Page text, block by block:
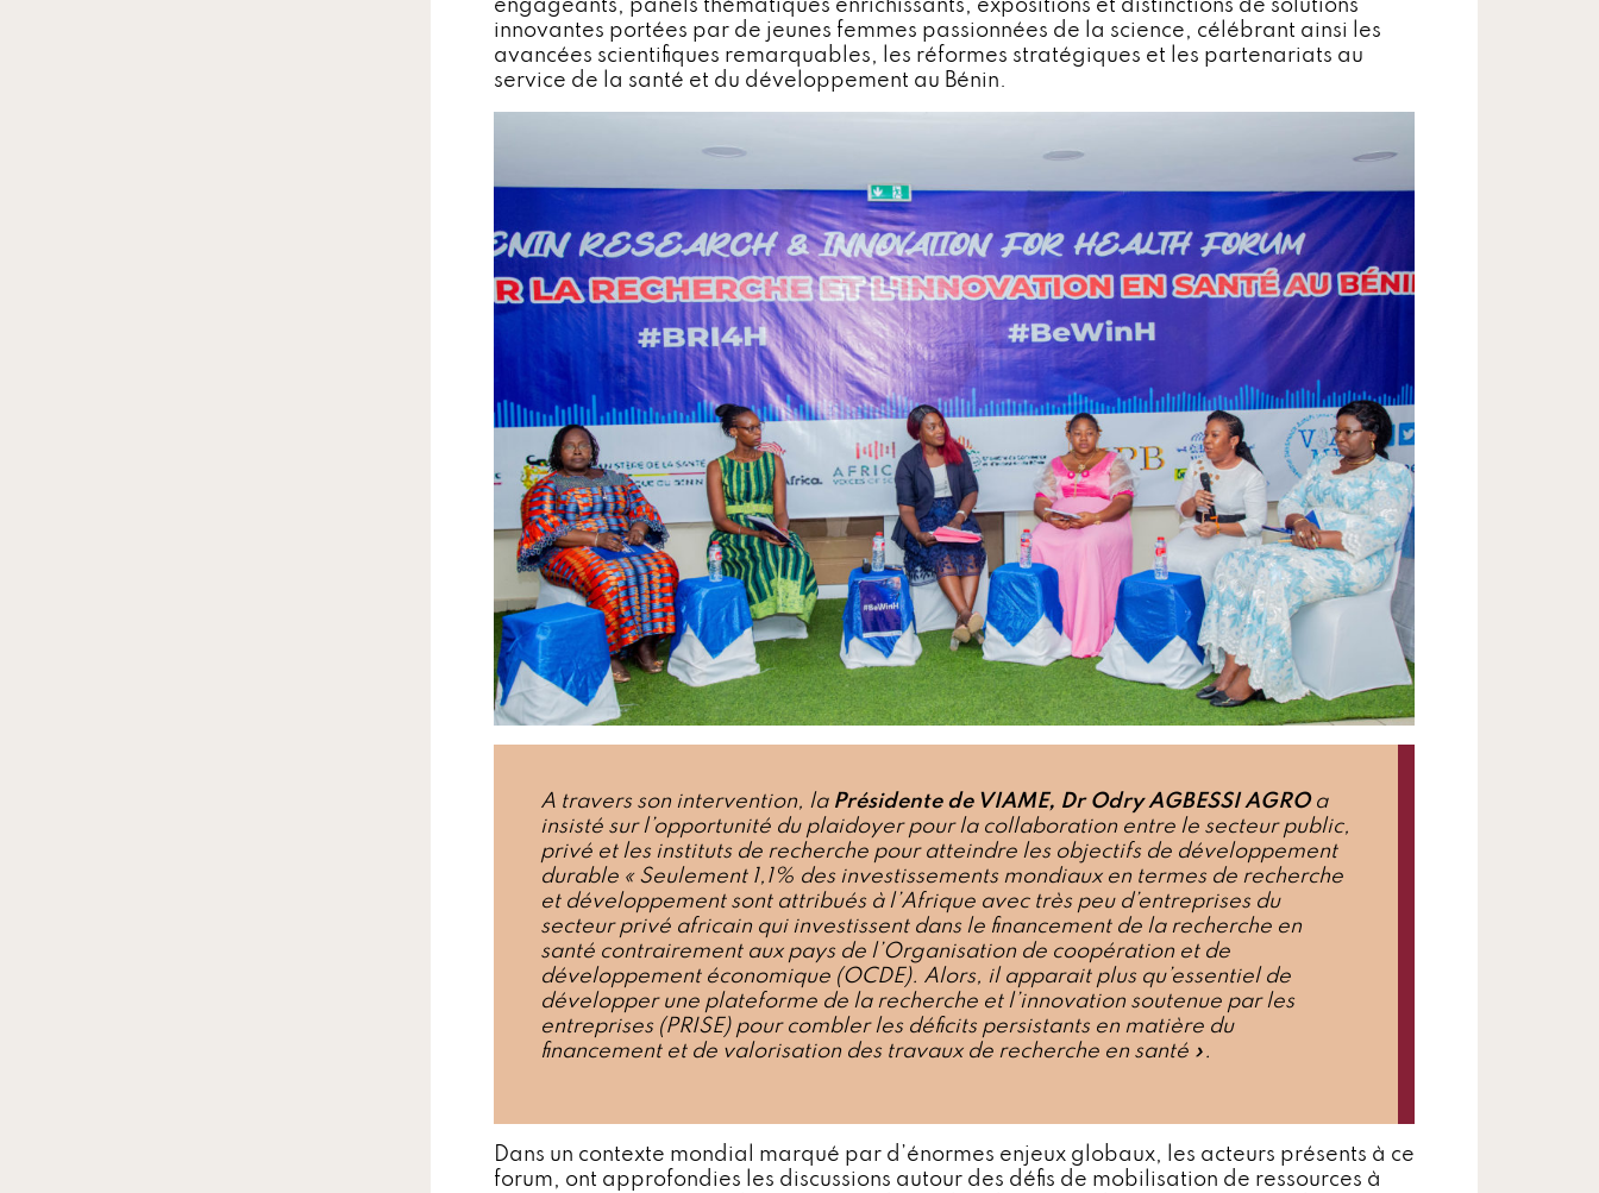
engageants, panels thématiques enrichissants, expositions et distinctions de solutions
innovantes portées par de jeunes femmes passionnées de la science, célébrant ainsi les
avancées scientifiques remarquables, les réformes stratégiques et les partenariats au
service de la santé et du développement au Bénin.
A travers son intervention, la Présidente de VIAME, Dr Odry AGBESSI AGROa
insisté sur l’opportunité du plaidoyer pour la collaboration entre le secteur public,
privé et les instituts de recherche pour atteindre les objectifs de développement
durable « Seulement 1,1% des investissements mondiaux en termes de recherche
et développement sont attribués à l’Afrique avec très peu d’entreprises du
secteur privé africain qui investissent dans le financement de la recherche en
santé contrairement aux pays de l’Organisation de coopération et de
développement économique (OCDE). Alors, il apparait plus qu’essentiel de
développer une plateforme de la recherche et l’innovation soutenue par les
entreprises (PRISE) pour combler les déficits persistants en matière du
financement et de valorisation des travaux de recherche en santé ».
Dans un contexte mondial marqué par d’énormes enjeux globaux​, ​les acteurs présents à ce
forum, ont approfondies les discussions autour des défis de mobilisation de ressources à